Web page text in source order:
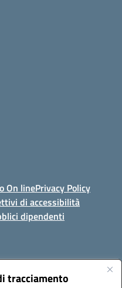
tracciamento
On linePrivacy Policy
di accessibilità
dipendenti